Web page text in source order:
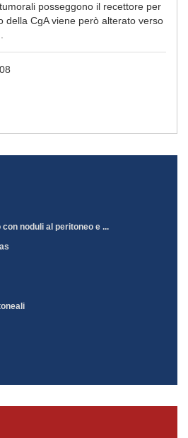
posseggono il recettore per
della CgA viene però alterato verso
noduli al peritoneo e ...